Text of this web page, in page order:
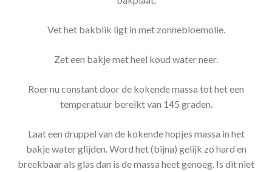
Vet het bakblik ligt in met zonnebloemolie.
Zet een bakje met heel koud water neer.
Roer nu constant door de kokende massa tot het een
temperatuur bereikt van 145 graden.
Laat een druppel van de kokende hopjes massa in het
bakje water glijden. Word het (bijna) gelijk zo hard en
breekbaar als glas dan is de massa heet genoeg. Is dit niet